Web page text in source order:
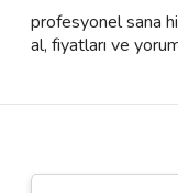
İletişim
profesyonel sana
al, fiyatları ve